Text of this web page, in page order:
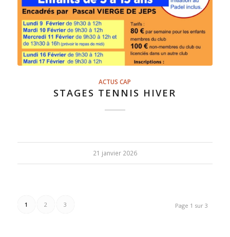
ACTUS CAP
STAGES TENNIS HIVER
21 janvier 2026
Page 1 sur 3
1 2 3